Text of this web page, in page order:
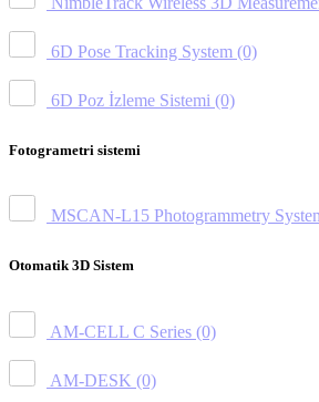
6D Pose Tracking System (0)
6D Poz İzleme Sistemi (0)
Fotogrametri sistemi
MSCAN-L15 Photogrammetry
Otomatik 3D Sistem
AM-CELL C Series (0)
AM-DESK (0)